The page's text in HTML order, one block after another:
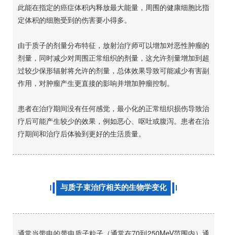
此能在指定的癌症体积内释放最大能量，周围的健康细胞比指
定体积的细胞受到的伤害要小得多。
由于质子的剂量分布特征，放射治疗师可以增加对恶性肿瘤的
剂量，同时减少对周围正常组织的剂量，这允许剂量增加到超
过较少保形辐射将允许的剂量，总体效果导致可能减少有害副
作用，对肿瘤产生更直接的影响并增加肿瘤控制。
患者在治疗期间没有任何感觉，最小化的正常组织损伤导致治
疗后可能产生较少的效果，例如恶心、呕吐或腹泻。患者在治
疗期间和治疗后体验到更好的生活质量。
与质子束治疗相关的生物学变化
通常当带电的带电质子粒子（通常在70到250MeV范围内）通